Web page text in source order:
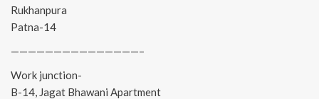
Rukhanpura
Patna-14
———————————————–
Work junction-
B-14, Jagat Bhawani Apartment